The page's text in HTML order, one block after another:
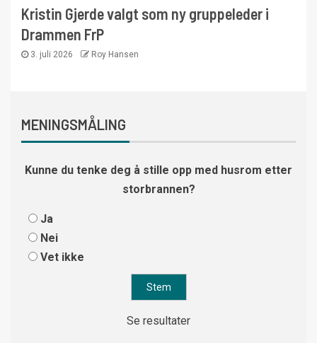
Kristin Gjerde valgt som ny gruppeleder i
Drammen FrP
3. juli 2026 Roy Hansen
MENINGSMÅLING
Kunne du tenke deg å stille opp med husrom etter
storbrannen?
Ja
Nei
Vet ikke
Se resultater